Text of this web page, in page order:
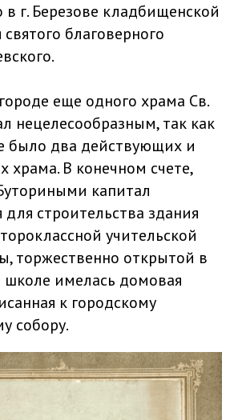
в г. Березове кладбищенской
благоверного
еще одного храма Св.
нецелесообразным, так как
было два действующих и
храма. В конечном счете,
капитал
для строительства здания
учительской
торжественно открытой в
школе имелась домовая
к городскому
собору.